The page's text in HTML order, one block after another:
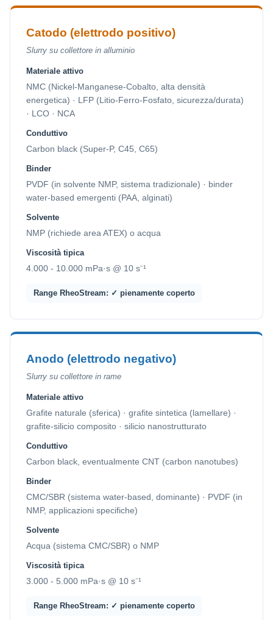
Catodo (elettrodo positivo)
Slurry su collettore in alluminio
Materiale attivo
NMC (Nickel-Manganese-Cobalto, alta densità
energetica) · LFP (Litio-Ferro-Fosfato, sicurezza/durata)
· LCO · NCA
Conduttivo
Carbon black (Super-P, C45, C65)
Binder
PVDF (in solvente NMP, sistema tradizionale) · binder
water-based emergenti (PAA, alginati)
Solvente
NMP (richiede area ATEX) o acqua
Viscosità tipica
4.000 - 10.000 mPa·s @ 10 s⁻¹
Range RheoStream: ✓ pienamente coperto
Anodo (elettrodo negativo)
Slurry su collettore in rame
Materiale attivo
Grafite naturale (sferica) · grafite sintetica (lamellare) ·
grafite-silicio composito · silicio nanostrutturato
Conduttivo
Carbon black, eventualmente CNT (carbon nanotubes)
Binder
CMC/SBR (sistema water-based, dominante) · PVDF (in
NMP, applicazioni specifiche)
Solvente
Acqua (sistema CMC/SBR) o NMP
Viscosità tipica
3.000 - 5.000 mPa·s @ 10 s⁻¹
Range RheoStream: ✓ pienamente coperto